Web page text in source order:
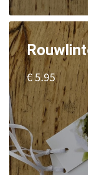
€ 5.95